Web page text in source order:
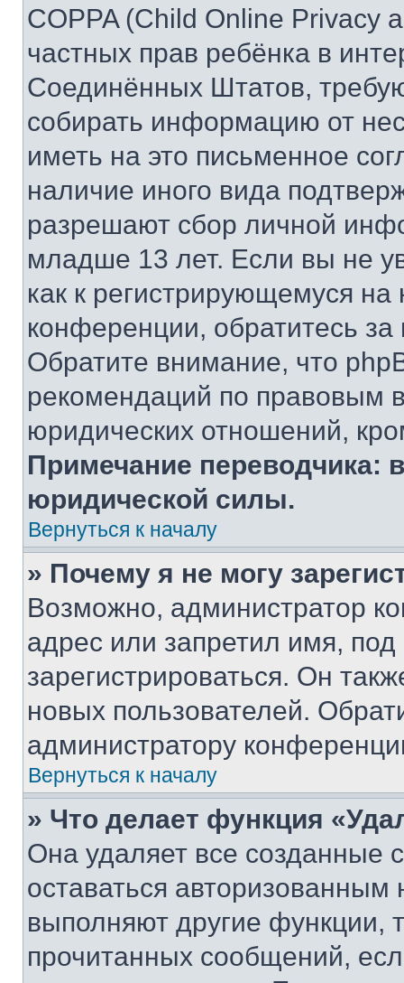
COPPA (Child Online Privacy
частных прав ребёнка в
Соединённых Штатов,
собирать информацию от
иметь на это письменное
наличие иного вида
разрешают сбор личной
младше 13 лет. Если вы не
как к регистрирующемуся
конференции, обратитесь
Обратите внимание, что
рекомендаций по правовым
юридических отношений,
Примечание переводчика:
юридической силы.
Вернуться к началу
» Почему я не могу
Возможно, администратор
адрес или запретил имя,
зарегистрироваться. Он
новых пользователей.
администратору
Вернуться к началу
» Что делает функция
Она удаляет все созданные
оставаться
выполняют другие функции,
прочитанных сообщений,